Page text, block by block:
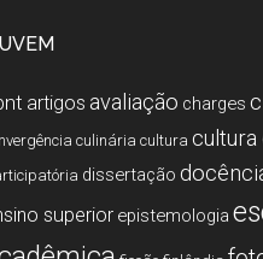
artigos avaliação charges
culinária cultura cultura
dissertação
superior epistemologia